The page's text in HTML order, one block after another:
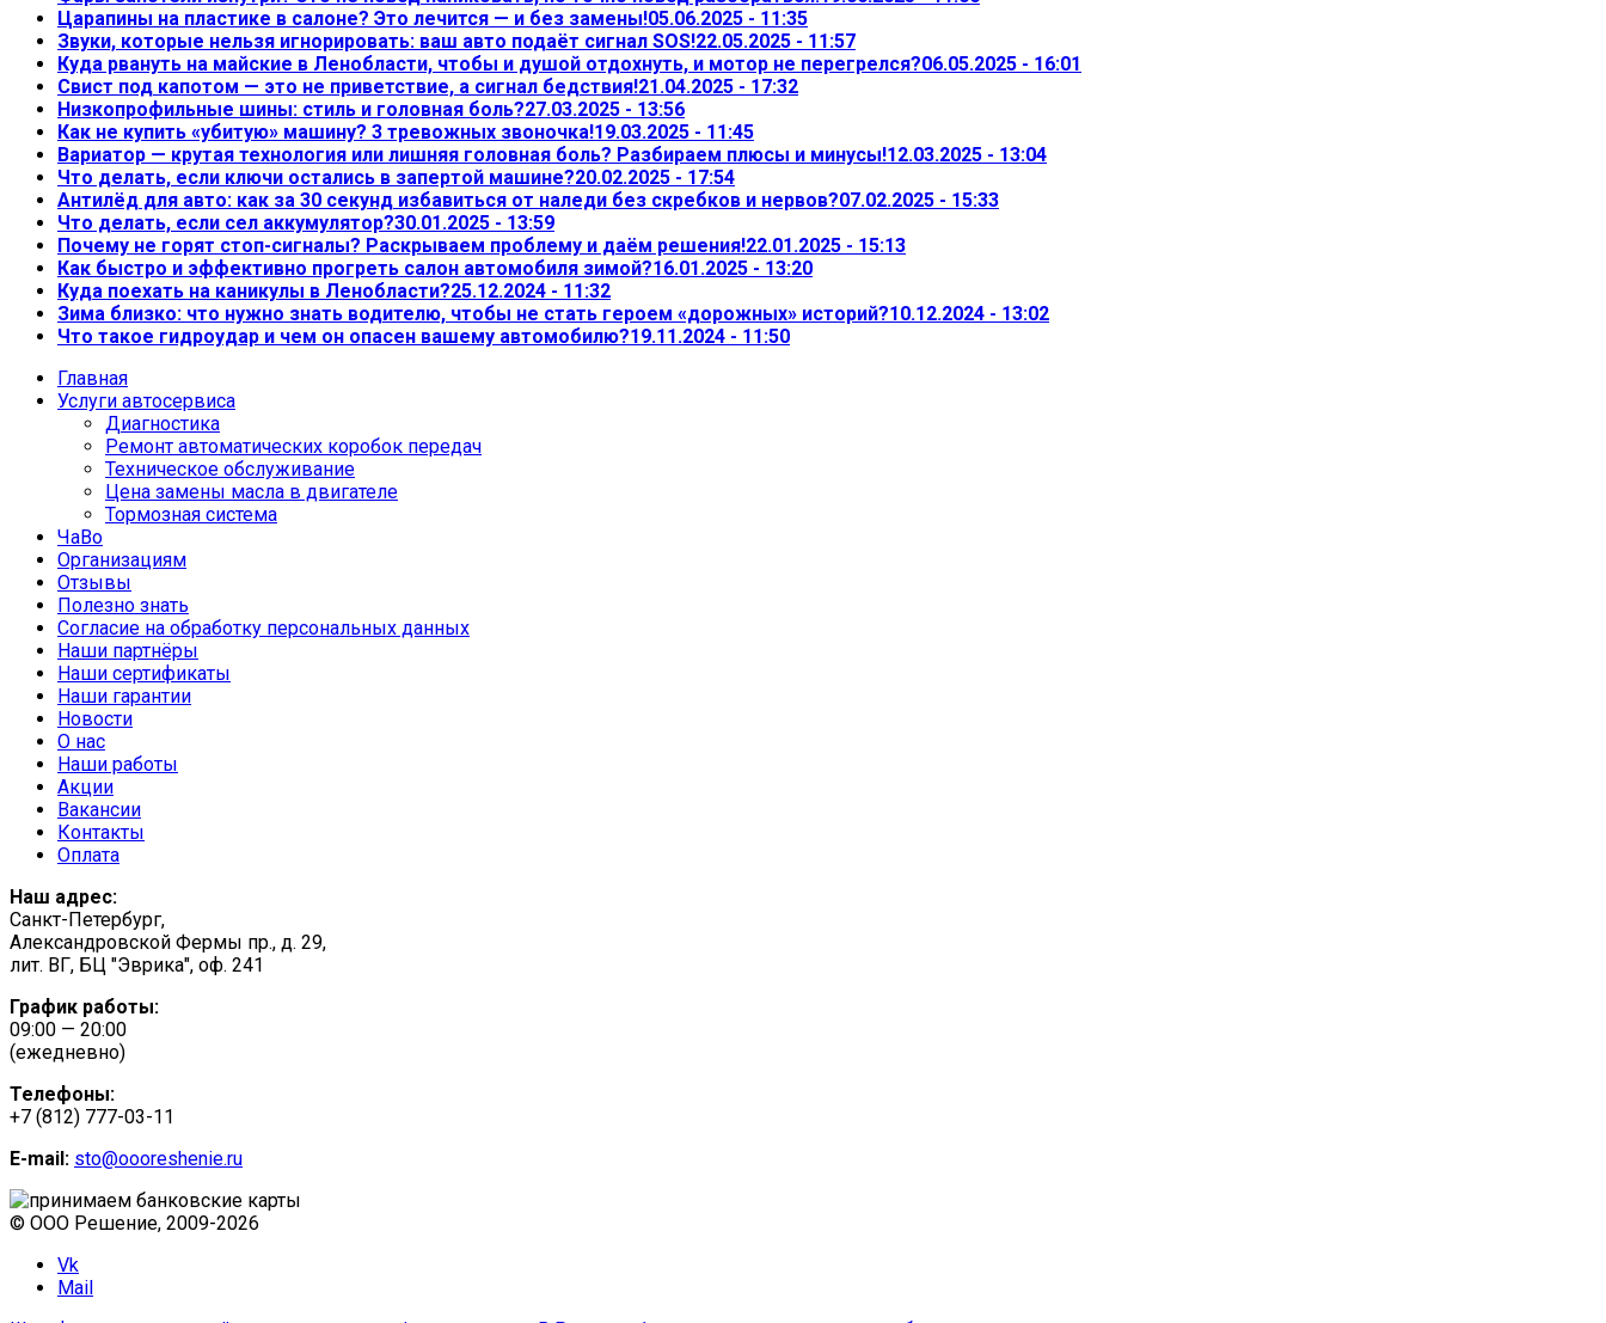
Царапины на пластике в салоне? Это лечится — и без замены!05.06.2025 - 11:35
Звуки, которые нельзя игнорировать: ваш авто подаёт сигнал SOS!22.05.2025 - 11:57
Куда рвануть на майские в Ленобласти, чтобы и душой отдохнуть, и мотор не перегрелся?06.05.2025 - 16:01
Свист под капотом — это не приветствие, а сигнал бедствия!21.04.2025 - 17:32
Низкопрофильные шины: стиль и головная боль?27.03.2025 - 13:56
Как не купить «убитую» машину? 3 тревожных звоночка!19.03.2025 - 11:45
Вариатор — крутая технология или лишняя головная боль? Разбираем плюсы и минусы!12.03.2025 - 13:04
Что делать, если ключи остались в запертой машине?20.02.2025 - 17:54
Антилёд для авто: как за 30 секунд избавиться от наледи без скребков и нервов?07.02.2025 - 15:33
Что делать, если сел аккумулятор?30.01.2025 - 13:59
Почему не горят стоп-сигналы? Раскрываем проблему и даём решения!22.01.2025 - 15:13
Как быстро и эффективно прогреть салон автомобиля зимой?16.01.2025 - 13:20
Куда поехать на каникулы в Ленобласти?25.12.2024 - 11:32
Зима близко: что нужно знать водителю, чтобы не стать героем «дорожных» историй?10.12.2024 - 13:02
Что такое гидроудар и чем он опасен вашему автомобилю?19.11.2024 - 11:50
Главная
Услуги автосервиса
Диагностика
Ремонт автоматических коробок передач
Техническое обслуживание
Цена замены масла в двигателе
Тормозная система
ЧаВо
Организациям
Отзывы
Полезно знать
Согласие на обработку персональных данных
Наши партнёры
Наши сертификаты
Наши гарантии
Новости
О нас
Наши работы
Акции
Вакансии
Контакты
Оплата
Наш адрес:
Санкт-Петербург,
Александровской Фермы пр., д. 29,
лит. ВГ, БЦ "Эврика", оф. 241
График работы:
09:00 — 20:00
(ежедневно)
Телефоны:
+7 (812) 777-03-11
E-mail: sto@oooreshenie.ru
© ООО Решение, 2009-2026
Vk
Mail